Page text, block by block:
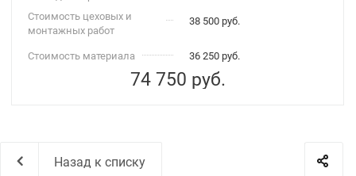
Стоимость цеховых и
монтажных работ
38 500 руб.
Стоимость материала 36 250 руб.
74 750 руб.
Назад к списку